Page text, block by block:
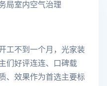
局室内空气治理
工不到一个月，光家装
们好评连连、
口碑载
、效果作为首选主要标